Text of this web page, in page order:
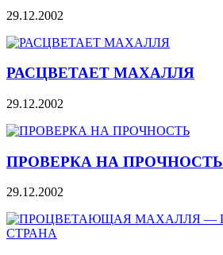
29.12.2002
РАСЦВЕТАЕТ МАХАЛЛЯ
29.12.2002
ПРОВЕРКА НА ПРОЧНОСТЬ
29.12.2002